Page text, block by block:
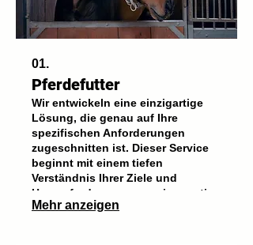
01.
Pferdefutter
Wir entwickeln eine einzigartige
Lösung, die genau auf Ihre
spezifischen Anforderungen
zugeschnitten ist. Dieser Service
beginnt mit einem tiefen
Verständnis Ihrer Ziele und
Herausforderungen, um innovative
und effektive Ergebnisse zu
Mehr anzeigen